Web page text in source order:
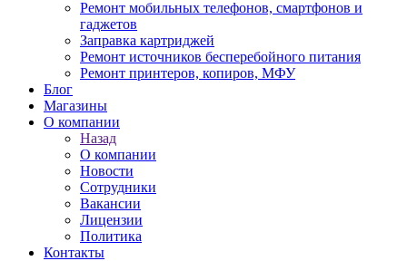
Ремонт мобильных телефонов, смартфонов и
гаджетов
Заправка картриджей
Ремонт источников бесперебойного питания
Ремонт принтеров, копиров, МФУ
Блог
Магазины
О компании
Назад
О компании
Новости
Сотрудники
Вакансии
Лицензии
Политика
Контакты